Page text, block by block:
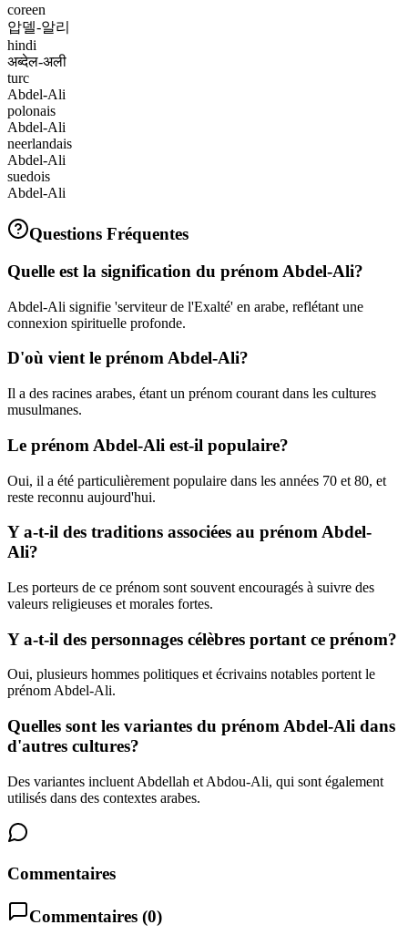
coreen
압델-알리
hindi
अब्देल-अली
turc
Abdel-Ali
polonais
Abdel-Ali
neerlandais
Abdel-Ali
suedois
Abdel-Ali
Questions Fréquentes
Quelle est la signification du prénom Abdel-Ali?
Abdel-Ali signifie 'serviteur de l'Exalté' en arabe, reflétant une
connexion spirituelle profonde.
D'où vient le prénom Abdel-Ali?
Il a des racines arabes, étant un prénom courant dans les cultures
musulmanes.
Le prénom Abdel-Ali est-il populaire?
Oui, il a été particulièrement populaire dans les années 70 et 80, et
reste reconnu aujourd'hui.
Y a-t-il des traditions associées au prénom Abdel-
Ali?
Les porteurs de ce prénom sont souvent encouragés à suivre des
valeurs religieuses et morales fortes.
Y a-t-il des personnages célèbres portant ce prénom?
Oui, plusieurs hommes politiques et écrivains notables portent le
prénom Abdel-Ali.
Quelles sont les variantes du prénom Abdel-Ali dans
d'autres cultures?
Des variantes incluent Abdellah et Abdou-Ali, qui sont également
utilisés dans des contextes arabes.
Commentaires
Commentaires (0)